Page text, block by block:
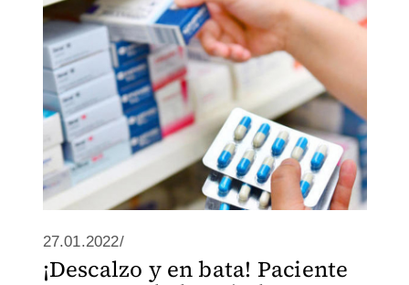
27.01.2022/
¡Descalzo y en bata! Paciente